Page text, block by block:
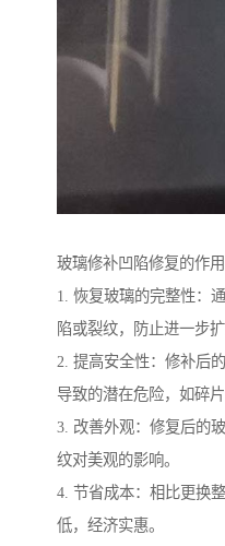
玻璃修补凹陷修复的作
1. 恢复玻璃的完整性：
陷或裂纹，防止进一步扩
2. 提高安全性：修补后
导致的潜在危险，如碎
3. 改善外观：修复后的
纹对美观的影响。
4. 节省成本：相比更换
低，经济实惠。